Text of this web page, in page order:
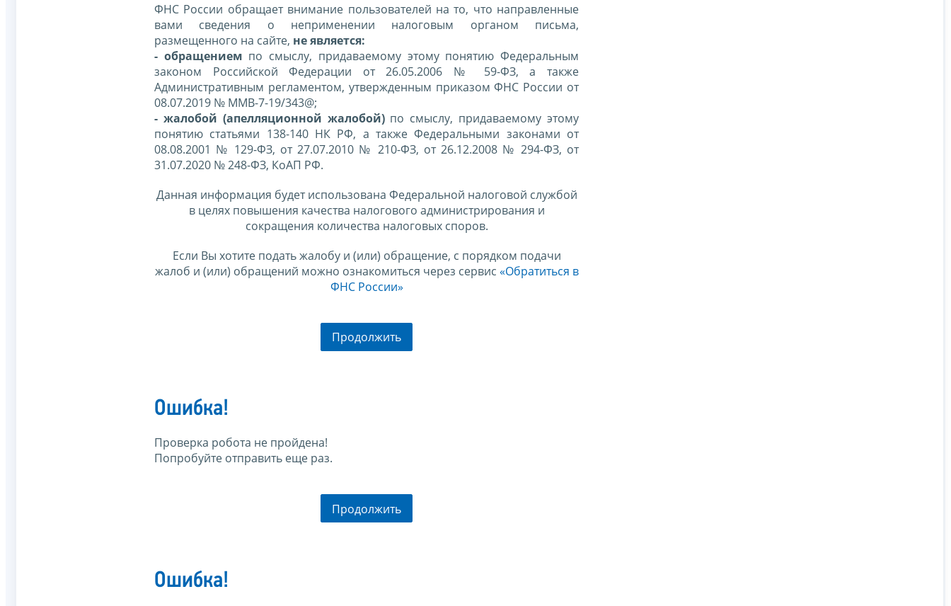
ФНС России обращает внимание пользователей на то, что направленные
вами сведения о неприменении налоговым органом письма,
размещенного на сайте, не является:
- обращением по смыслу, придаваемому этому понятию Федеральным
законом Российской Федерации от 26.05.2006 № 59-ФЗ, а также
Административным регламентом, утвержденным приказом ФНС России от
08.07.2019 № ММВ-7-19/343@;
- жалобой (апелляционной жалобой)по смыслу, придаваемому этому
понятию статьями 138-140 НК РФ, а также Федеральными законами от
08.08.2001 № 129-ФЗ, от 27.07.2010 № 210-ФЗ, от 26.12.2008 № 294-ФЗ, от
31.07.2020 № 248-ФЗ, КоАП РФ.
Данная информация будет использована Федеральной налоговой службой
в целях повышения качества налогового администрирования и
сокращения количества налоговых споров.
Если Вы хотите подать жалобу и (или) обращение, с порядком подачи
жалоб и (или) обращений можно ознакомиться через сервис «Обратиться в
ФНС России»
Продолжить
Ошибка!
Проверка робота не пройдена!
Попробуйте отправить еще раз.
Продолжить
Ошибка!